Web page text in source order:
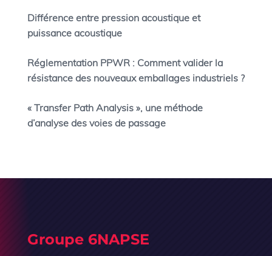
Différence entre pression acoustique et
puissance acoustique
Réglementation PPWR : Comment valider la
résistance des nouveaux emballages industriels ?
« Transfer Path Analysis », une méthode
d’analyse des voies de passage
Groupe 6NAPSE